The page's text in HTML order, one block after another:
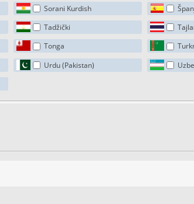
Sorani Kurdish
Tadžički
Tonga
Urdu (Pakistan)